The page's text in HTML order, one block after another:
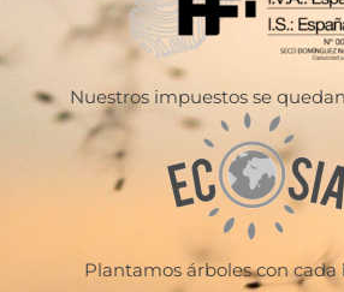
Nuestros impuestos se
Plantamos árboles con cada